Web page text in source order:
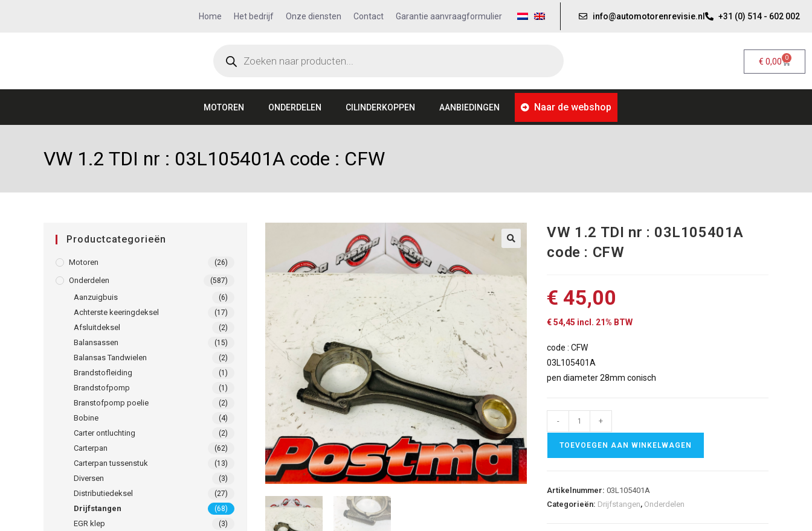
Home Het bedrijf Onze diensten Contact Garantie aanvraagformulier info@automotorenrevisie.nl +31 (0) 514 - 602 002
€ 0,00 0
MOTOREN ONDERDELEN CILINDERKOPPEN AANBIEDINGEN Naar de webshop
VW 1.2 TDI nr : 03L105401A code : CFW
VW 1.2 TDI nr : 03L105401A
code : CFW
€ 45,00
€54,45 incl. 21% BTW
code : CFW
03L105401A
pen diameter 28mm conisch
- +
TOEVOEGEN AAN WINKELWAGEN
Artikelnummer:03L105401A
Categorieën: Drijfstangen, Onderdelen
Productcategorieën
Motoren (26)
Onderdelen (587)
Aanzuigbuis (6)
Achterste keeringdeksel (17)
Afsluitdeksel (2)
Balansassen (15)
Balansas Tandwielen (2)
Brandstofleiding (1)
Brandstofpomp (1)
Branstofpomp poelie (2)
Bobine (4)
Carter ontluchting (2)
Carterpan (62)
Carterpan tussenstuk (13)
Diversen (3)
Distributiedeksel (27)
Drijfstangen (68)
EGR klep (3)